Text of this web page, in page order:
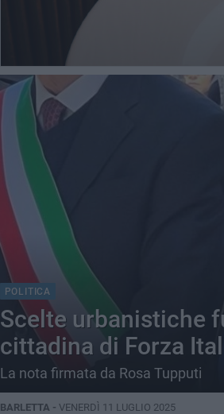
POLITICA
Scelte urbanistiche
cittadina di Forza
La nota firmata da Rosa Tupputi
BARLETTA - VENERDÌ 11 LUGLIO 2025